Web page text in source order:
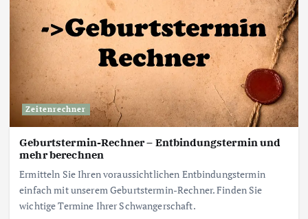
Zeitenrechner
Geburtstermin-Rechner – Entbindungstermin und
mehr berechnen
Ermitteln Sie Ihren voraussichtlichen Entbindungstermin
einfach mit unserem Geburtstermin-Rechner. Finden Sie
wichtige Termine Ihrer Schwangerschaft.